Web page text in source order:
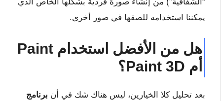
يمكننا استخدامه للصقها في صور أخرى.
هل من الأفضل استخدام Paint
أم Paint 3D؟
بعد تحليل كلا الخيارين، ليس هناك شك في أن برنامج